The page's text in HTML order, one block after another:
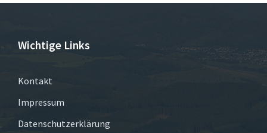
Wichtige Links
Kontakt
Impressum
Datenschutzerklärung